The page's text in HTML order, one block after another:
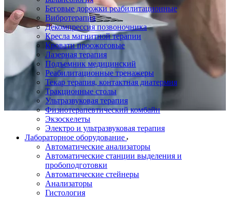
Беговые дорожки реабилитационные
Вибротерапия
Декомпрессия позвоночника
Кресла магнитной терапии
Кровати проожоговые
Лазерная терапия
Подъемник медицинский
Реабилитационные тренажеры
Текар терапия, контактная диатермия
Тракционные столы
Ультразвуковая терапия
Физиотерапевтический комбайн
Экзоскелеты
Электро и ультразвуковая терапия
Лабораторное оборудование
Автоматические анализаторы
Автоматические станции выделения и
пробоподготовки
Автоматические стейнеры
Анализаторы
Гистология